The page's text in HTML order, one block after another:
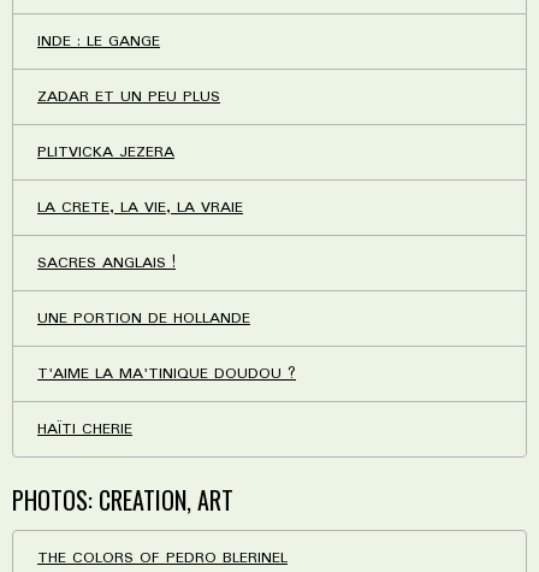
INDE : LE GANGE
ZADAR ET UN PEU PLUS
PLITVICKA JEZERA
LA CRETE, LA VIE, LA VRAIE
SACRES ANGLAIS !
UNE PORTION DE HOLLANDE
T'AIME LA MA'TINIQUE DOUDOU ?
HAÏTI CHERIE
PHOTOS: CREATION, ART
THE COLORS OF PEDRO BLERINEL